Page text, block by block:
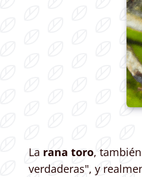
La rana toro,
verdaderas", y